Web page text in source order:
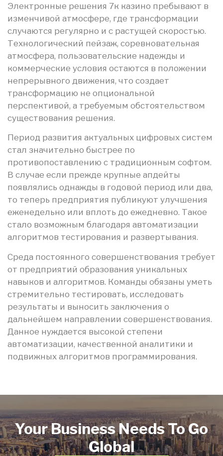
Электронные решения 7к казино пребывают в
изменчивой атмосфере, где трансформации
случаются регулярно и с растущей скоростью.
Технологический пейзаж, соревновательная
атмосфера, пользовательские надежды и
коммерческие условия остаются в положении
непрерывного движения, что создает
трансформацию не опциональной
перспективой, а требуемым обстоятельством
существования решения.
Период развития актуальных цифровых систем
стал значительно быстрее по
противопоставлению с традиционным софтом.
В случае если прежде крупные апдейты
появлялись однажды в годовой период или два,
то теперь предприятия публикуют улучшения
еженедельно или вплоть до ежедневно. Такое
стало возможным благодаря автоматизации
алгоритмов тестирования и развертывания.
Среда постоянного совершенствования требует
от предприятий образования уникальных
навыков и алгоритмов. Команды обязаны уметь
стремительно тестировать, исследовать
результаты и выносить заключения о
дальнейшем направлении совершенствования.
Данное нуждается высокой степени
автоматизации, качественной аналитики и
подвижных алгоритмов программирования.
Your Business Needs To Go
Global